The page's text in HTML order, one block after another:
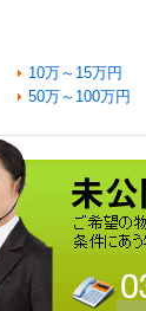
10万～15万円
50万～100万円